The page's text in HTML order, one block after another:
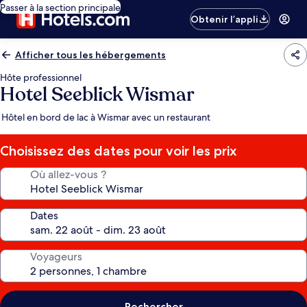
Passer à la section principale
Obtenir l’appli
Afficher tous les hébergements
Hôte professionnel
Hotel Seeblick Wismar
Hôtel en bord de lac à Wismar avec un restaurant
Choisissez des dates pour voir les prix
Où allez-vous ?
Dates
Voyageurs